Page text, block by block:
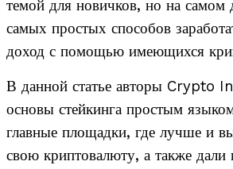
темой для новичков, но на самом
самых простых способов
доход с помощью имеющихся
В данной статье авторы Crypto
основы стейкинга простым
главные площадки, где лучше и
свою криптовалюту, а также дали